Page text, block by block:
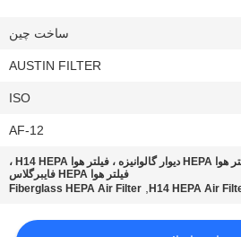
ساخت چین
AUSTIN FILTER
ISO
AF-12
فیلتر هوا HEPA دیوار گالوانیزه ، فیلتر هوا H14 HEPA ،
فیلتر هوا HEPA فایبرگلاس
H14 HEPA Air
,
Fiberglass HEPA Air Filter